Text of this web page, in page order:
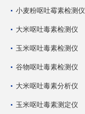
小麦粉呕吐霉素检测仪
大米呕吐毒素检测仪
玉米呕吐毒素检测仪
谷物呕吐毒素检测仪
大米呕吐毒素分析仪
玉米呕吐毒素测定仪